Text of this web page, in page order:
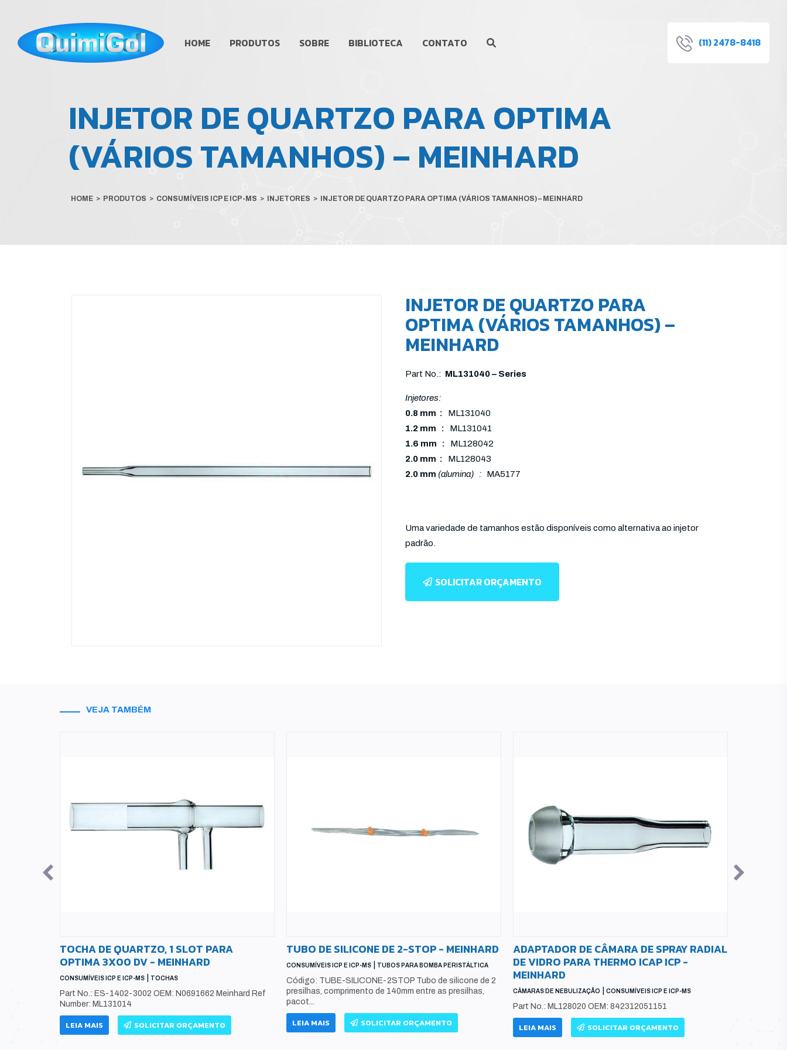
HOME PRODUTOS SOBRE BIBLIOTECA CONTATO (11) 2478-8418
INJETOR DE QUARTZO PARA OPTIMA
(VÁRIOS TAMANHOS) – MEINHARD
HOME > PRODUTOS > CONSUMÍVEIS ICP E ICP-MS > INJETORES > INJETOR DE QUARTZO PARA OPTIMA (VÁRIOS TAMANHOS) – MEINHARD
INJETOR DE QUARTZO PARA
OPTIMA (VÁRIOS TAMANHOS) –
MEINHARD
Part No.: ML131040 – Series
Injetores:
0.8 mm : ML131040
1.2 mm : ML131041
1.6 mm : ML128042
2.0 mm : ML128043
2.0 mm (alumina) : MA5177
Uma variedade de tamanhos estão disponíveis como alternativa ao injetor
padrão.
SOLICITAR ORÇAMENTO
VEJA TAMBÉM
TOCHA DE QUARTZO, 1 SLOT PARA
OPTIMA 3X00 DV - MEINHARD
CONSUMÍVEIS ICP E ICP-MS TOCHAS
Part No.: ES-1402-3002 OEM: N0691662 Meinhard Ref
Number: ML131014
LEIA MAIS SOLICITAR ORÇAMENTO
TUBO DE SILICONE DE 2-STOP - MEINHARD
CONSUMÍVEIS ICP E ICP-MS TUBOS PARA BOMBA PERISTÁLTICA
Código: TUBE-SILICONE-2STOP Tubo de silicone de 2
presilhas, comprimento de 140mm entre as presilhas,
pacot...
LEIA MAIS SOLICITAR ORÇAMENTO
ADAPTADOR DE CÂMARA DE SPRAY RADIAL
DE VIDRO PARA THERMO ICAP ICP -
MEINHARD
CÂMARAS DE NEBULIZAÇÃO CONSUMÍVEIS ICP E ICP-MS
Part No.: ML128020 OEM: 842312051151
LEIA MAIS SOLICITAR ORÇAMENTO